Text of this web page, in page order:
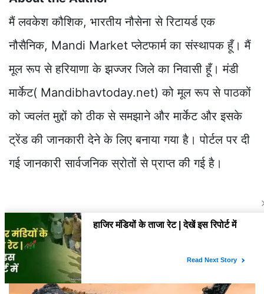
मैं लवकेश कौशिक, भारतीय नौसेना से रिटायर्ड एक
नौसैनिक, Mandi Market प्लेटफार्म का संस्थापक हूँ। मैं
मूल रूप से हरियाणा के झज्जर जिले का निवासी हूँ। मंडी
मार्केट( Mandibhavtoday.net) को मूल रूप से पाठकों
को ज्वलंत मुद्दों को ठीक से समझाने और मार्केट और इसके
ट्रेंड की जानकारी देने के लिए बनाया गया है। पोर्टल पर दी
गई जानकारी सार्वजनिक स्रोतों से प्राप्त की गई है।